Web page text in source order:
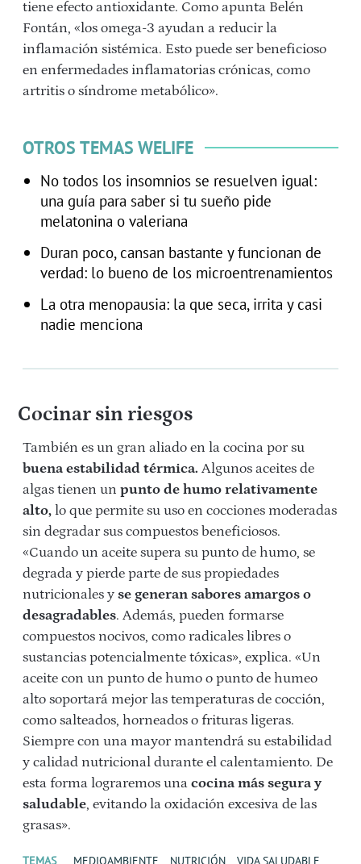
tiene efecto antioxidante. Como apunta Belén
Fontán, «los omega-3 ayudan a reducir la
inflamación sistémica. Esto puede ser beneficioso
en enfermedades inflamatorias crónicas, como
artritis o síndrome metabólico».
OTROS TEMAS WELIFE
No todos los insomnios se resuelven igual:
una guía para saber si tu sueño pide
melatonina o valeriana
Duran poco, cansan bastante y funcionan de
verdad: lo bueno de los microentrenamientos
La otra menopausia: la que seca, irrita y casi
nadie menciona
Cocinar sin riesgos
También es un gran aliado en la cocina por su
buena estabilidad térmica. Algunos aceites de
algas tienen un punto de humo relativamente
alto, lo que permite su uso en cocciones moderadas
sin degradar sus compuestos beneficiosos.
«Cuando un aceite supera su punto de humo, se
degrada y pierde parte de sus propiedades
nutricionales y se generan sabores amargos o
desagradables. Además, pueden formarse
compuestos nocivos, como radicales libres o
sustancias potencialmente tóxicas», explica. «Un
aceite con un punto de humo o punto de humeo
alto soportará mejor las temperaturas de cocción,
como salteados, horneados o frituras ligeras.
Siempre con una mayor mantendrá su estabilidad
y calidad nutricional durante el calentamiento. De
esta forma lograremos una cocina más segura y
saludable, evitando la oxidación excesiva de las
grasas».
TEMAS MEDIOAMBIENTE NUTRICIÓN VIDA SALUDABLE